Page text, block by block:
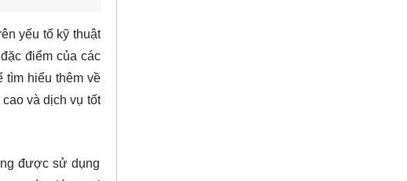
yếu tố kỹ thuật
điểm của các
tìm hiểu thêm về
và dịch vụ tốt
được sử dụng